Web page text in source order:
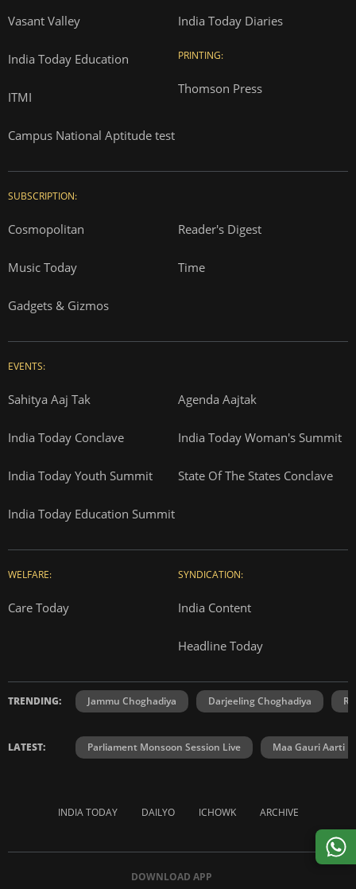
Vasant Valley
India Today Education
ITMI
Campus National Aptitude test
India Today Diaries
PRINTING:
Thomson Press
SUBSCRIPTION:
Cosmopolitan Reader's Digest
Music Today Time
Gadgets & Gizmos
EVENTS:
Sahitya Aaj Tak Agenda Aajtak
India Today Conclave India Today Woman's Summit
India Today Youth Summit State Of The States Conclave
India Today Education Summit
WELFARE:
Care Today
SYNDICATION:
India Content
Headline Today
TRENDING: Jammu Choghadiya Darjeeling Choghadiya
LATEST: Parliament Monsoon Session Live Maa Gauri Aarti
INDIA TODAY DAILYO ICHOWK ARCHIVE
DOWNLOAD APP